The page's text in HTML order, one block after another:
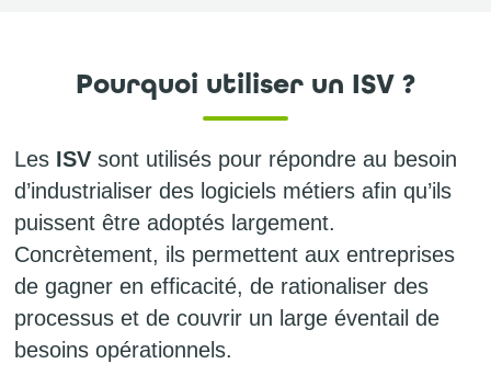
Pourquoi utiliser un ISV ?
Les ISV sont utilisés pour répondre au besoin
d’industrialiser des logiciels métiers afin qu’ils
puissent être adoptés largement.
Concrètement, ils permettent aux entreprises
de gagner en efficacité, de rationaliser des
processus et de couvrir un large éventail de
besoins opérationnels.